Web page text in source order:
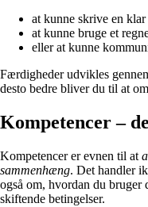
at kunne skrive en
at kunne bruge et
eller at kunne
Færdigheder udvikles
desto bedre bliver du til at
Kompetencer –
Kompetencer er evnen til at
sammenhæng. Det handler
også om, hvordan du
skiftende betingelser.